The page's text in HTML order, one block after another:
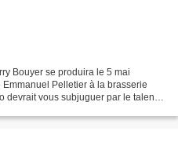
Bouyer se produira le 5 mai
Pelletier à la brasserie
devrait vous subjuguer par le talent